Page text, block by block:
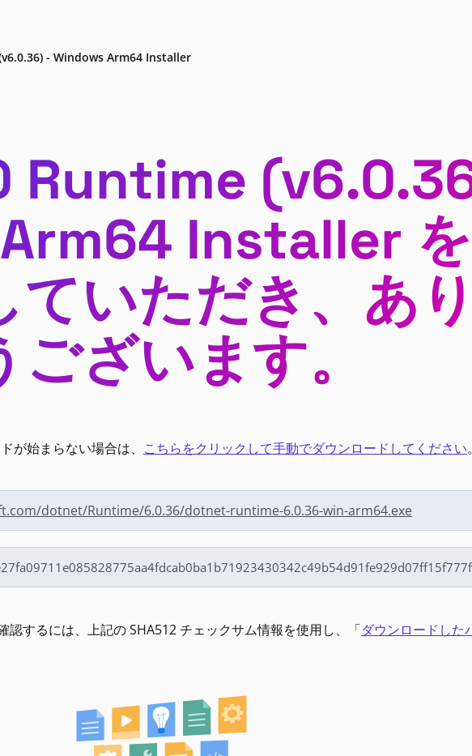
- Windows Arm64 Installer
Runtime
Installer
ていただき、あ
ございます。
が始まらない場合は、 こちらをクリックして手動でダウンロードしてください。
dotnet/Runtime/6.0.36/dotnet-runtime-6.0.36-win-arm64.exe
するには、上記の SHA512 チェックサム情報を使用し、「ダウンロードした